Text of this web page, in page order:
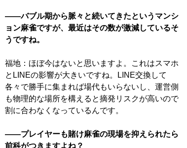
——バブル期から脈々と続いてきたというマンシ
ョン麻雀ですが、最近はその数が激減しているそ
うですね。
福地：ほぼ今はないと思いますよ。これはスマホ
とLINEの影響が大きいですね。LINE交換して
各々で勝手に集まれば場代もいらないし、運営側
も物理的な場所を構えると摘発リスクが高いので
割に合わなくなっているんです。
——プレイヤーも賭け麻雀の現場を抑えられたら
前科がつきますよね？